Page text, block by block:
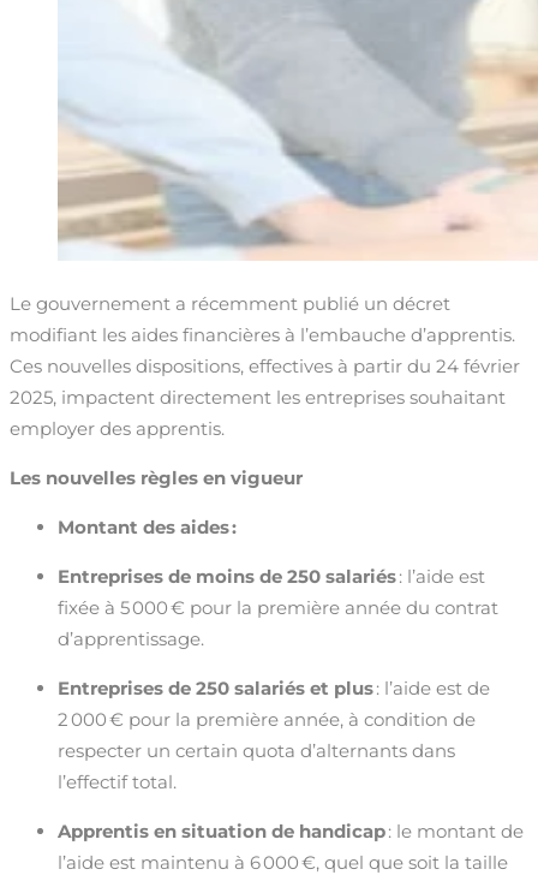
Le gouvernement a récemment publié un décret
modifiant les aides financières à l’embauche d’apprentis.
Ces nouvelles dispositions, effectives à partir du 24 février
2025, impactent directement les entreprises souhaitant
employer des apprentis.
Les nouvelles règles en vigueur
Montant des aides :
Entreprises de moins de 250 salariés: l’aide est
fixée à 5 000 € pour la première année du contrat
d’apprentissage.
Entreprises de 250 salariés et plus: l’aide est de
2 000 € pour la première année, à condition de
respecter un certain quota d’alternants dans
l’effectif total.
Apprentis en situation de handicap: le montant de
l’aide est maintenu à 6 000 €, quel que soit la taille